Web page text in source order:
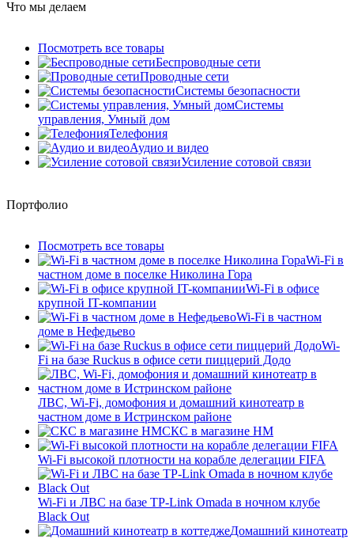
Что мы делаем
Посмотреть все товары
Беспроводные сети
Проводные сети
Системы безопасности
Системы
управления, Умный дом
Телефония
Аудио и видео
Усиление сотовой связи
Портфолио
Посмотреть все товары
Wi-Fi в
частном доме в поселке Николина Гора
Wi-Fi в офисе
крупной IT-компании
Wi-Fi в частном
доме в Нефедьево
Wi-
Fi на базе Ruckus в офисе сети пиццерий Додо
ЛВС, Wi-Fi, домофония и домашний кинотеатр в
частном доме в Истринском районе
СКС в магазине HM
Wi-Fi высокой плотности на корабле делегации FIFA
Wi-Fi и ЛВС на базе TP-Link Omada в ночном клубе
Black Out
Домашний кинотеатр